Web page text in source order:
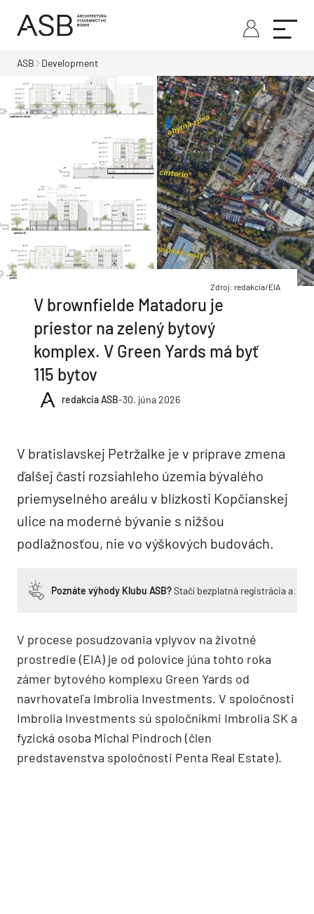
ASB Development
Zdroj: redakcia/EIA
V brownfielde Matadoru je
priestor na zelený bytový
komplex. V Green Yards má byť
115 bytov
redakcia ASB-30. júna 2026
V bratislavskej Petržalke je v príprave zmena
ďalšej časti rozsiahleho územia bývalého
priemyselného areálu v blízkosti Kopčianskej
ulice na moderné bývanie s nižšou
podlažnosťou, nie vo výškových budovách.
Poznáte výhody Klubu ASB?Stačí bezplatná registrácia a
V procese posudzovania vplyvov na životné
prostredie (EIA) je od polovice júna tohto roka
zámer bytového komplexu Green Yards od
navrhovateľa Imbrolia Investments. V spoločnosti
Imbrolia Investments sú spoločníkmi Imbrolia SK a
fyzická osoba Michal Pindroch (člen
predstavenstva spoločnosti Penta Real Estate).